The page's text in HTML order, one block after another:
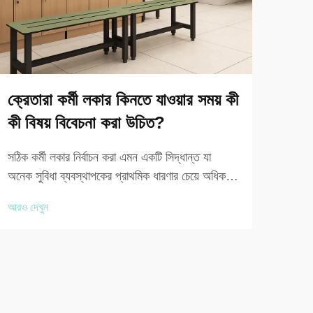
ক্রেতারা কর্মী লকার কিনতে যাওয়ার সময় কী
কী বিষয় বিবেচনা করা উচিত?
সঠিক কর্মী লকার নির্বাচন করা এমন একটি সিদ্ধান্ত যা
অনেক সুবিধা ব্যবস্থাপকের প্রাথমিক ধারণার চেয়ে অধিক
অফিস, একটি উৎপাদন কারখানা, একটি স্বাস্থ্যসেবা
আরও দেখুন